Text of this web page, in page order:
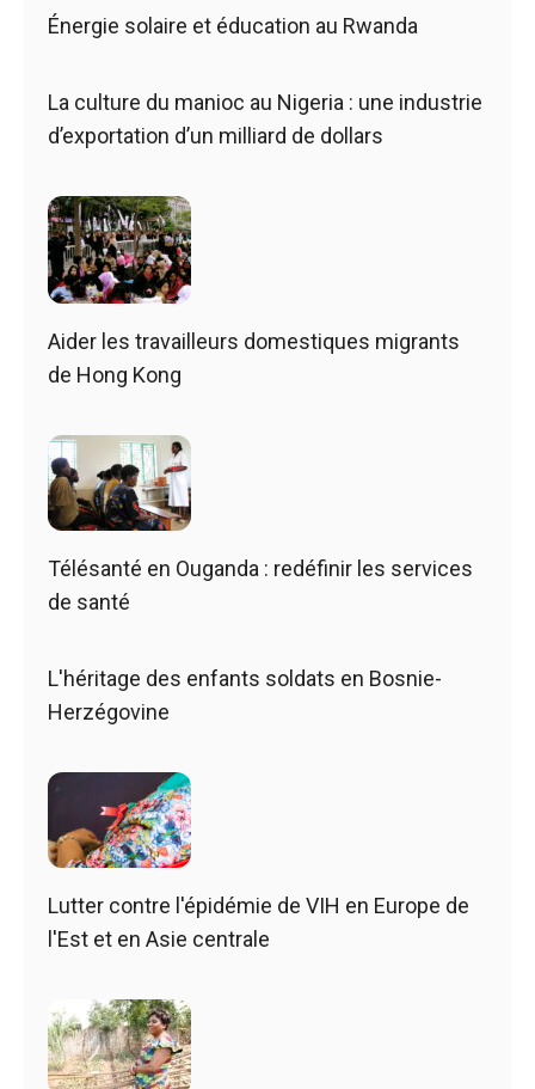
Énergie solaire et éducation au Rwanda
La culture du manioc au Nigeria : une industrie
d’exportation d’un milliard de dollars
Aider les travailleurs domestiques migrants
de Hong Kong
Télésanté en Ouganda : redéfinir les services
de santé
L'héritage des enfants soldats en Bosnie-
Herzégovine
Lutter contre l'épidémie de VIH en Europe de
l'Est et en Asie centrale